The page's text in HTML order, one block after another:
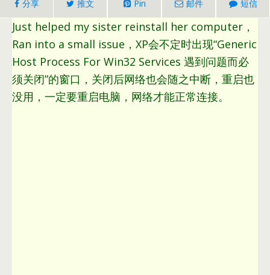
分享 推文 Pin 邮件 短信
Just helped my sister reinstall her computer，
Ran into a small issue，XP会不定时出现“Generic
Host Process For Win32 Services 遇到问题而必
须关闭”的窗口，关闭后网络也会随之中断，重启也
没用，一定要重启电脑，网络才能正常连接。